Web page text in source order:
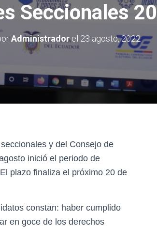
Seccionales
Administradorel 23 agosto, 2022
y del Consejo de
inició el periodo de
plazo finaliza el próximo 20 de
constan: haber cumplido
en goce de los derechos